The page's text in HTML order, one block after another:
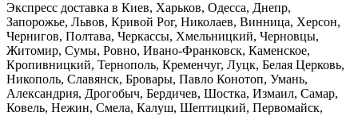
Экспресс доставка в Киев, Харьков, Одесса, Днепр,
Запорожье, Львов, Кривой Рог, Николаев, Винница, Херсон,
Чернигов, Полтава, Черкассы, Хмельницкий, Черновцы,
Житомир, Сумы, Ровно, Ивано-Франковск, Каменское,
Кропивницкий, Тернополь, Кременчуг, Луцк, Белая Церковь,
Никополь, Славянск, Бровары, Павло Конотоп, Умань,
Александрия, Дрогобыч, Бердичев, Шостка, Измаил, Самар,
Ковель, Нежин, Смела, Калуш, Шептицкий, Первомайск,